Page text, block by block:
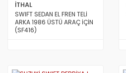
İTHAL
SWIFT SEDAN EL FREN TELİ
ARKA 1986 ÜSTÜ ARAÇ İÇİN
(SF416)